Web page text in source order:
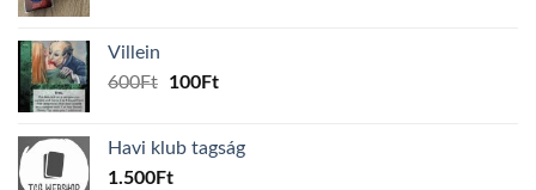
Villein
600Ft
Original
600Ft.
100FtCurrent
100Ft.
Havi klub tagság
1.500Ft